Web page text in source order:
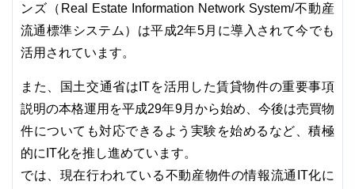
ンズ（Real Estate Information Network System/不動産
流通標準システム）は平成2年5月に導入されて今でも
活用されています。
また、国土交通省はITを活用した賃貸物件の重要事項
説明の本格運用を平成29年9月から始め、今後は売買物
件についても対応できるよう実験を始めるなど、積極
的にIT化を推し進めています。
では、現在行われている不動産物件の情報流通IT化に